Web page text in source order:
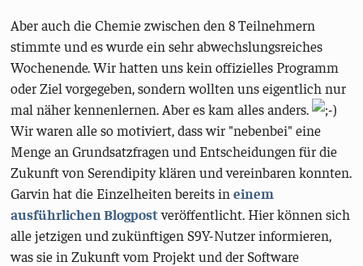
Aber auch die Chemie zwischen den 8 Teilnehmern
stimmte und es wurde ein sehr abwechslungsreiches
Wochenende. Wir hatten uns kein offizielles Programm
oder Ziel vorgegeben, sondern wollten uns eigentlich nur
mal näher kennenlernen. Aber es kam alles anders.
Wir waren alle so motiviert, dass wir "nebenbei" eine
Menge an Grundsatzfragen und Entscheidungen für die
Zukunft von Serendipity klären und vereinbaren konnten.
Garvin hat die Einzelheiten bereits ineinem
ausführlichen Blogpostveröffentlicht. Hier können sich
alle jetzigen und zukünftigen S9Y-Nutzer informieren,
was sie in Zukunft vom Projekt und der Software